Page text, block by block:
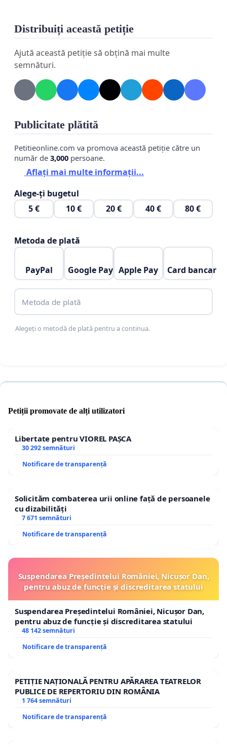
Distribuiți această petiție
Ajută această petiție să obțină mai multe
semnături.
Publicitate plătită
Petitieonline.com va promova această petiție către un
număr de 3,000 persoane.
Aflați mai multe informații...
Alege-ți bugetul
5 €
10 € 20 € 40 € 80 €
Metoda de plată
PayPal Google Pay Apple Pay Card bancar
Metoda de plată
Alegeți o metodă de plată pentru a continua.
Petiții promovate de alți utilizatori
Libertate pentru VIOREL PAȘCA
30 292 semnături
Notificare de transparență
Solicităm combaterea urii online față de persoanele
cu dizabilități
7 671 semnături
Notificare de transparență
Suspendarea Președintelui României, Nicușor Dan,
pentru abuz de funcție și discreditarea statului
Suspendarea Președintelui României, Nicușor Dan,
pentru abuz de funcție și discreditarea statului
48 142 semnături
Notificare de transparență
PETIȚIE NAȚIONALĂ PENTRU APĂRAREA TEATRELOR
PUBLICE DE REPERTORIU DIN ROMÂNIA
1 764 semnături
Notificare de transparență